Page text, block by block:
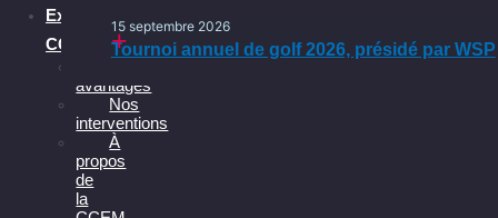
15 septembre 2026
Tournoi annuel de golf 2026, présidé par WSP
Explorer la
CCEM
avantages
Nos
interventions
À
propos
de
la